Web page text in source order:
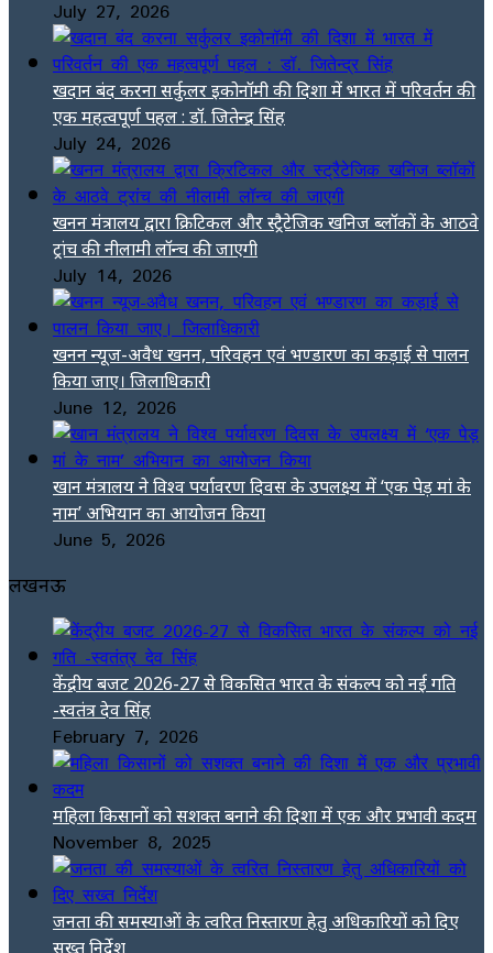
July 27, 2026
खदान बंद करना सर्कुलर इकोनॉमी की दिशा में भारत में परिवर्तन की
एक महत्वपूर्ण पहल : डॉ. जितेन्द्र सिंह
July 24, 2026
खनन मंत्रालय द्वारा क्रिटिकल और स्ट्रैटेजिक खनिज ब्लॉकों के आठवे
ट्रांच की नीलामी लॉन्च की जाएगी
July 14, 2026
खनन न्यूज-अवैध खनन, परिवहन एवं भण्डारण का कड़ाई से पालन
किया जाए। जिलाधिकारी
June 12, 2026
खान मंत्रालय ने विश्व पर्यावरण दिवस के उपलक्ष्य में ‘एक पेड़ मां के
नाम’ अभियान का आयोजन किया
June 5, 2026
लखनऊ
केंद्रीय बजट 2026-27 से विकसित भारत के संकल्प को नई गति
-स्वतंत्र देव सिंह
February 7, 2026
महिला किसानों को सशक्त बनाने की दिशा में एक और प्रभावी कदम
November 8, 2025
जनता की समस्याओं के त्वरित निस्तारण हेतु अधिकारियों को दिए
सख्त निर्देश